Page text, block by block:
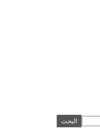
البحث